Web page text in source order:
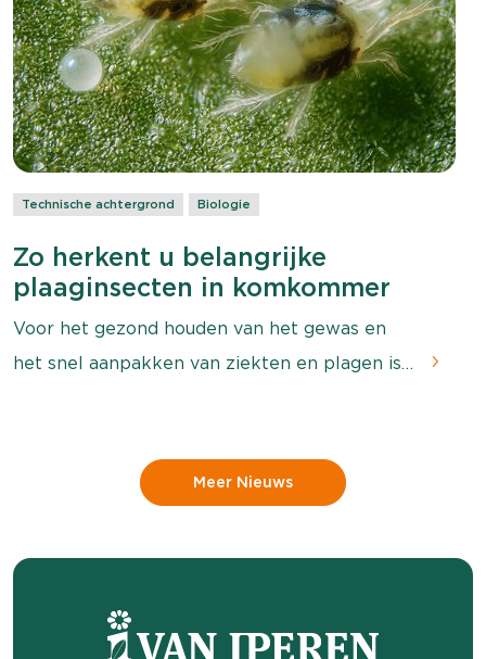
teeltbedrijven wordt sinds vorig jaar
aangeboden en is bedoeld om het scouten
van ziekten, plagen en biologische bestrijders
te optimaliseren, de dataverwerking te
stroomlijnen en IPM-strategieën naar een
hoger niveau te tillen.
Technische achtergrond Biologie
Zo herkent u belangrijke
plaaginsecten in komkommer
Voor het gezond houden van het gewas en
het snel aanpakken van ziekten en plagen is
Regelmatig gewasscouten is hierin essentieel
en daarbij is het net zo belangrijk om te
vaak al zien waar het last van heeft, voordat u
de plaag zelf ziet lopen. Herken de signalen
en handel als het nodig is!
Meer Nieuws